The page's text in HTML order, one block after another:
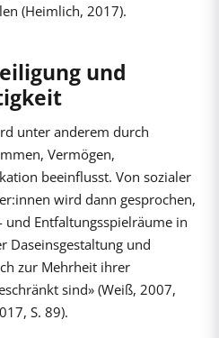
(Heimlich, 2017).
und
unter anderem durch
Vermögen,
beeinflusst. Von sozialer
wird dann gesprochen,
Entfaltungsspielräume in
Daseinsgestaltung und
zur Mehrheit ihrer
sind» (Weiß, 2007,
S. 89).